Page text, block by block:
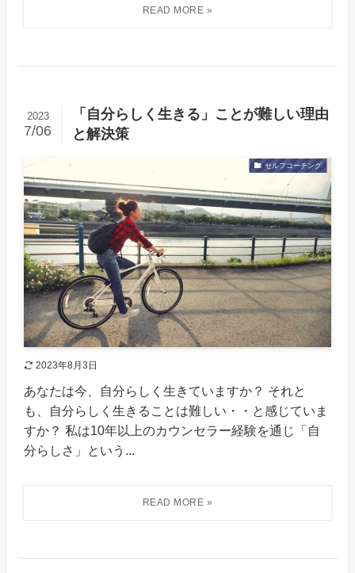
「自分らしく生きる」ことが難しい理由
と解決策
2023
7/06
セルフコーチング
2023年8月3日
あなたは今、自分らしく生きていますか？ それと
も、自分らしく生きることは難しい・・と感じていま
すか？ 私は10年以上のカウンセラー経験を通じ「自
分らしさ」という...